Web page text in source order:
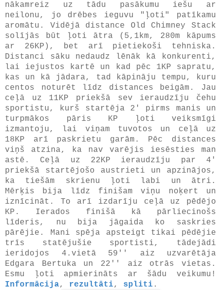
nākamreiz uz tādu pasākumu iešu ar
neilonu, jo drēbes ieguvu "ļoti" patīkamu
aromātu. Vidējā distance Old Chimney Stack
solījās būt ļoti ātra (5,1km, 280m kāpums
ar 26KP), bet arī pietiekoši tehniska.
Distanci sāku nedaudz lēnāk kā konkurenti,
lai iejustos kartē un kad pēc 1KP sapratu,
kas un kā jādara, tad kāpināju tempu, kuru
centos noturēt līdz distances beigām. Jau
ceļā uz 11KP priekšā sev ieraudzīju čehu
sportistu, kurš startēja 2' pirms manis un
turpmākos pāris KP ļoti veiksmīgi
izmantoju, lai viņam tuvotos un ceļā uz
18KP arī paskrietu garām. Pēc distances
viņš atzina, ka nav varējis iesēsties man
astē. Ceļā uz 22KP ieraudzīju par 4'
priekšā startējošo austrieti un apzinājos,
ka tiešām skrienu ļoti labi un ātri.
Mērķis bija līdz finišam viņu noķert un
iznīcināt. To arī izdarīju ceļā uz pēdējo
KP. Ierados finišā kā pārliecinošs
līderis, nu bija jāgaida ko saskries
pārējie. Mani spēja apsteigt tikai pēdējie
trīs statējušie sportisti, tādejādi
ieridojos 4.vietā 59'' aiz uzvarētāja
Edgara Bertuka un 22'' aiz otrās vietas.
Esmu ļoti apmierināts ar šādu veikumu!
Informācija, rezultāti, spliti .